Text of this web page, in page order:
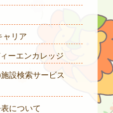
ャリア
ーエンカレッジ
設検索サービス
について